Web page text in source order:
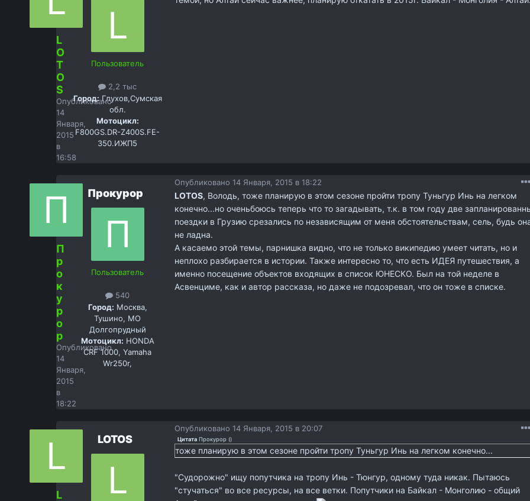
L
O
T
O
S
Опубликовано
14
Января,
2015
в
16:58
Пользователь
2,2 тыс
Город:Глухов,Сумская
обл.
Мотоцикл:
F800GS.DR-Z400S.FE-
350.ИЖП5
П
р
о
к
у
р
о
р
Опубликовано
14
Января,
2015
в
18:22
Прокурор
Пользователь
540
Город: Москва,
Тушино, МО
Долгопрудный
Мотоцикл: HONDA
CRF 1000, Yamaha
Wr250r,
Опубликовано 14 Января, 2015 в 18:22
LOTOS, Володь, тоже планирую в этом сезоне пройти тропу Туньгур Инь на легком
конечно...но оченьбоюсь теперь что то загадывать, т.к. в том году две
поездки в Грузию срезались по независящим от меня обстоятельствам, сель, будь
не ладна.
А касаемо этой темы, парнишка видно, что не только википедию умеет читать, но и
неплохо разбирается в истории. Также интересно то, что есть ИДЕЯ путешествия, а
именно посещение объектов входящих в список ЮНЕСКО. Был на той неделе в
Асвенциме, как и автор рассказа, но даже не подозревал, что он тоже в списке.
L
LOTOS
Опубликовано 14 Января, 2015 в 20:07
Цитата Прокурор()
тоже планирую в этом сезоне пройти тропу Туньгур Инь на легком конечно...
"Судорожно" ищу попутчика на тропу Инь - Тюнгур, одному туда никак. Пытаюсь
"стучаться" во все ресурсы, на все ветки. Попутчики на Байкал - Монголию - общий